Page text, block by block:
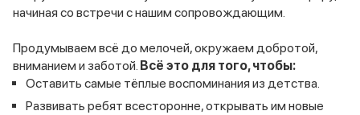
начиная со встречи с нашим сопровождающим.
Продумываем всё до мелочей, окружаем добротой,
вниманием и заботой. Всё это для того, чтобы:
Оставить самые тёплые воспоминания из детства.
Развивать ребят всесторонне, открывать им новые